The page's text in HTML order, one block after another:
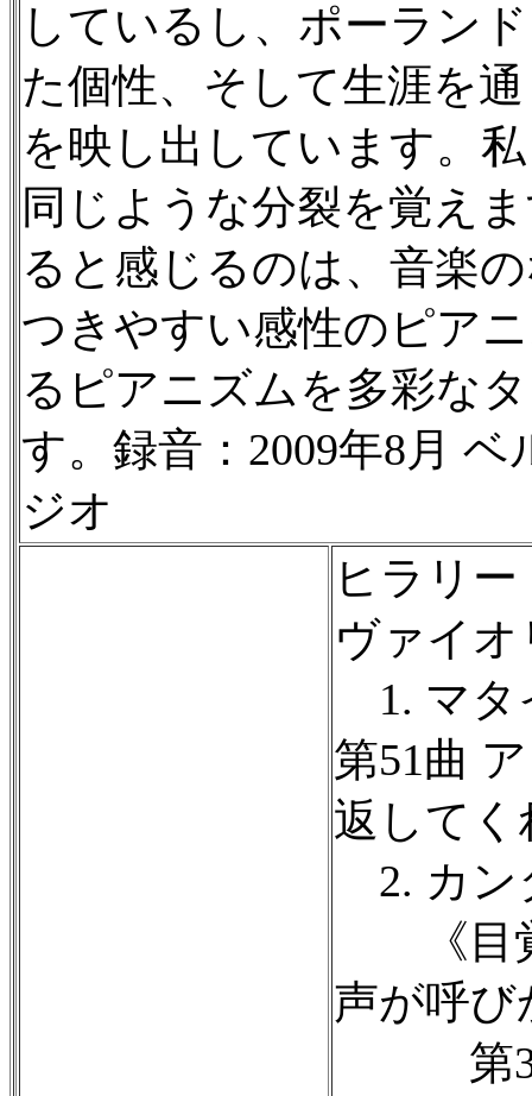
しているし、ポーラン
た個性、そして生涯を
を映し出しています。
同じような分裂を覚え
ると感じるのは、音楽
つきやすい感性のピア
るピアニズムを多彩な
す。録音：2009年8月
ジオ
ヒラリ
ヴァイ
1. マタ
第51曲
返してく
2. カン
《目覚
声が呼び
第3曲